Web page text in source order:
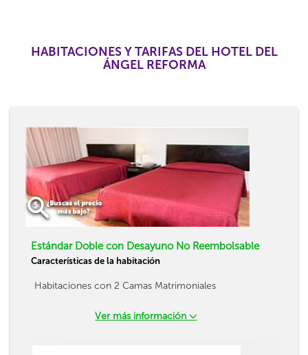
HABITACIONES Y TARIFAS DEL HOTEL DEL
ÁNGEL REFORMA
Estándar Doble con Desayuno No Reembolsable
Características de la habitación
Habitaciones con 2 Camas Matrimoniales
Ver más información